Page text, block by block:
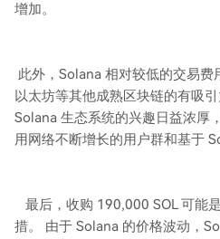
增加。
此外，Solana 相对较低的交易
以太坊等其他成熟区块链的有吸
Solana 生态系统的兴趣日益浓厚
用网络不断增长的用户群和基于
最后，收购 190,000 SOL 可能
措。 由于 Solana 的价格波动，